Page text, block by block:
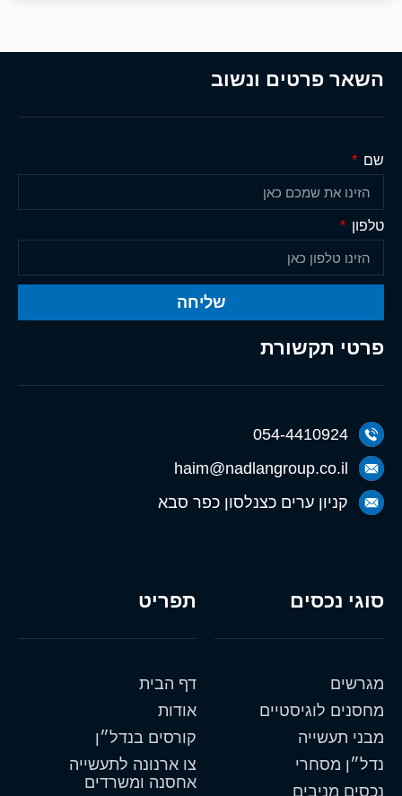
תפריט
דף הבית
אודות
קורסים בנדל״ן
צו ארנונה לתעשייה
אחסנה ומשרדים
סוגי נכסים
מגרשים
מחסנים לוגיסטיים
מבני תעשייה
נדל״ן מסחרי
נכסים מניבים
פרטי תקשורת
054-4410924
haim@nadlangroup.co.il
קניון ערים כצנלסון כפר סבא
השאר פרטים ונשוב
שם
טלפון
שליחה